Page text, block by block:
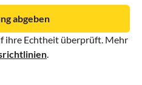
ihre Echtheit überprüft. Mehr
abgeben